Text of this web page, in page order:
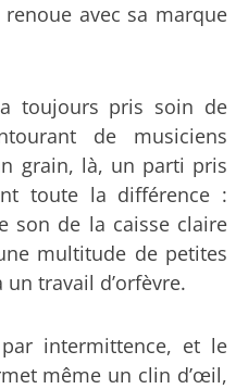
avec sa marque
a toujours pris soin de
de musiciens
grain, là, un parti pris
toute la différence :
son de la caisse claire
multitude de petites
un travail d’orfèvre.
intermittence, et le
même un clin d’œil,